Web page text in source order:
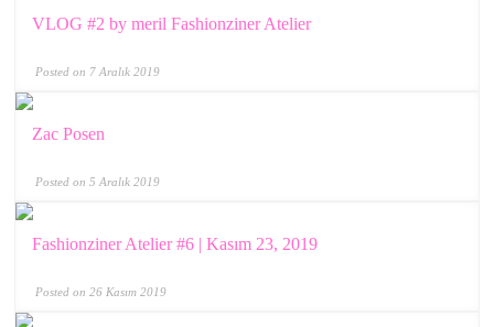
VLOG #2 by meril Fashionziner Atelier
Posted on 7 Aralık 2019
Zac Posen
Posted on 5 Aralık 2019
Fashionziner Atelier #6 | Kasım 23, 2019
Posted on 26 Kasım 2019